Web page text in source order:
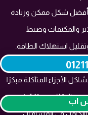
بأفضل شكل ممكن وزيادة
والمكثفات وضبط
استهلاك الطاقة.
من خلال الصيانة الوقائية،
الأجزاء المتآكلة مبكرًا
هذا يقلل من تكاليف
بالكامل في المستقبل.
اب